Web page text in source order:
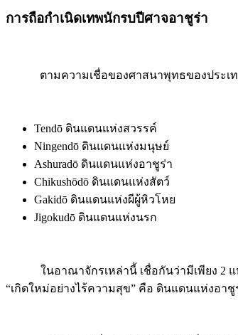
การถือกำเนิดเทพนักรบปีศาจอาชูร่า
ตามความเชื่อของศาสนาพุทธของประเทศ
Tendō ดินแดนแห่งสวรรค์
Ningendō ดินแดนแห่งมนุษย์
Ashuradō ดินแดนแห่งอาชูร่า
Chikushōdō ดินแดนแห่งสัตว์
Gakidō ดินแดนแห่งผีผู้หิวโหย
Jigokudō ดินแดนแห่งนรก
ในอาณาจักรเหล่านี้ เชื่อกันว่ามีเพียง 2 แห่ง
“เกิดใหม่อย่างไร้ความสุข” คือ ดินแดนแห่งอาชู